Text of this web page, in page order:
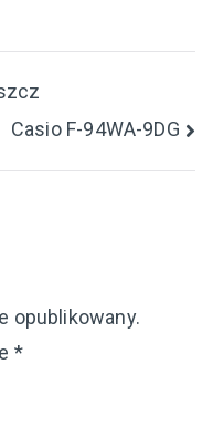
Casio F-94WA-9DG
opublikowany.
*